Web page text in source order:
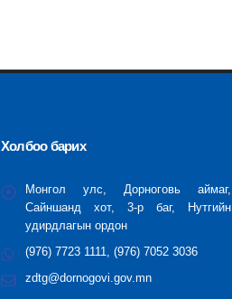
Холбоо барих
Монгол улс, Дорноговь аймаг,
Сайншанд хот, 3-р баг, Нутгийн
удирдлагын ордон
(976) 7723 1111, (976) 7052 3036
zdtg@dornogovi.gov.mn